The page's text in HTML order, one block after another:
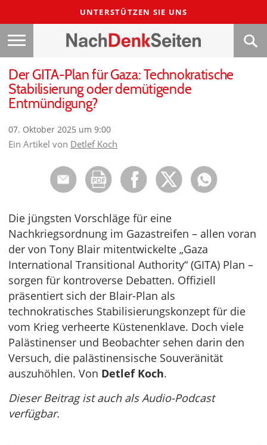
UNTERSTÜTZEN SIE UNS
Der GITA-Plan für Gaza: Technokratische
Stabilisierung oder demütigende
Entmündigung?
07. Oktober 2025 um 9:00
Ein Artikel von Detlef Koch
Die jüngsten Vorschläge für eine
Nachkriegsordnung im Gazastreifen – allen voran
der von Tony Blair mitentwickelte „Gaza
International Transitional Authority“ (GITA) Plan –
sorgen für kontroverse Debatten. Offiziell
präsentiert sich der Blair-Plan als
technokratisches Stabilisierungskonzept für die
vom Krieg verheerte Küstenenklave. Doch viele
Palästinenser und Beobachter sehen darin den
Versuch, die palästinensische Souveränität
auszuhöhlen. Von Detlef Koch.
Dieser Beitrag ist auch als Audio-Podcast
verfügbar.